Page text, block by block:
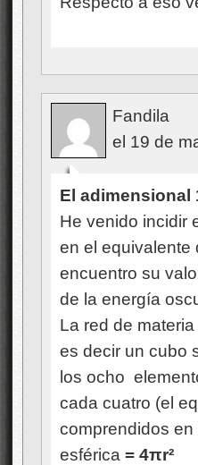
Fandila
el 19 de
El adimensional
He venido incidir
en el
encuentro su
de la energía
La red de
es decir un cubo
los ocho
cada cuatro (el
comprendidos en
esférica = 4πr²